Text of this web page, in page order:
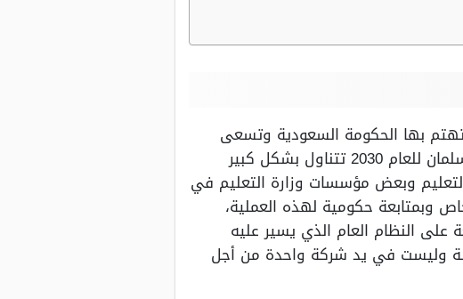
بها الحكومة السعودية وتسعى
بشكل دائم لتطويرها، ولعل رؤية تطوير المملكة التي يشرف عليها الأمير محمد بن سلمان للعام 2030 تتناول بشكل كبير
وبعض مؤسسات وزارة التعليم في
وبمتابعة حكومية لهذه العملية،
النظام العام الذي يسير عليه
وليست في يد شركة واحدة من أجل